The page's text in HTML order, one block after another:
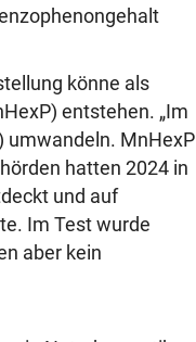
könne als
entstehen. „Im
umwandeln. MnHexP
hatten 2024 in
und auf
Im Test wurde
aber kein